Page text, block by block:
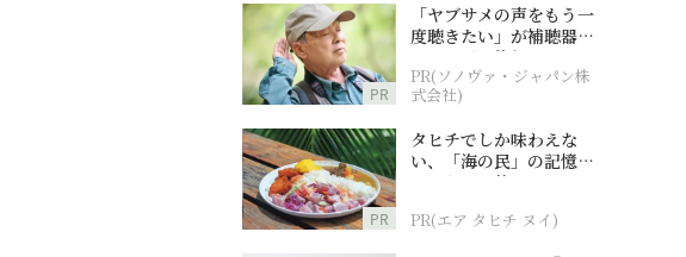
PR
「ヤブサメの声をもう一
度聴きたい」が補聴器チ
ャレンジの後押しに
PR(ソノヴァ・ジャパン株
式会社)
PR
タヒチでしか味わえな
い、「海の民」の記憶へ
とつながる旅
PR(エア タヒチ ヌイ)